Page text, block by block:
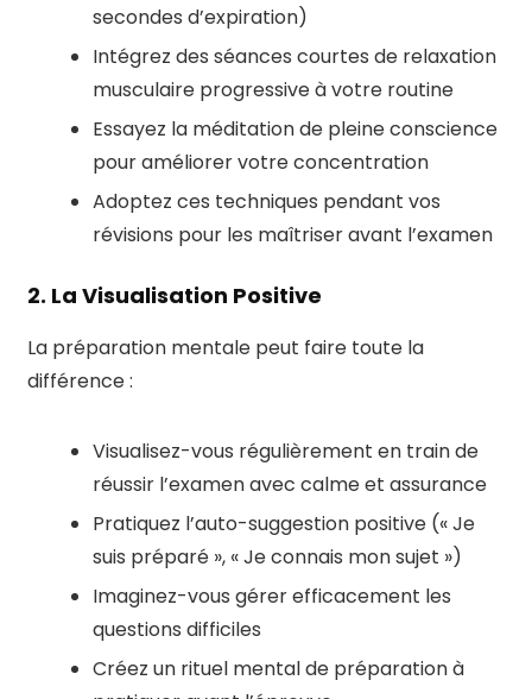
secondes d’expiration)
Intégrez des séances courtes de relaxation
musculaire progressive à votre routine
Essayez la méditation de pleine conscience
pour améliorer votre concentration
Adoptez ces techniques pendant vos
révisions pour les maîtriser avant l’examen
2. La Visualisation Positive
La préparation mentale peut faire toute la
différence :
Visualisez-vous régulièrement en train de
réussir l’examen avec calme et assurance
Pratiquez l’auto-suggestion positive (« Je
suis préparé », « Je connais mon sujet »)
Imaginez-vous gérer efficacement les
questions difficiles
Créez un rituel mental de préparation à